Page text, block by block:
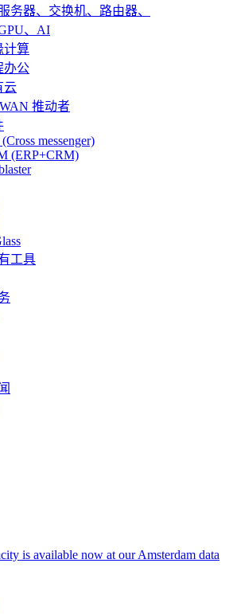
务器、交换机、路由器、
、AI
计算
办公
云
推动者
messenger)
(ERP+CRM)
工具
is available now at our Amsterdam data